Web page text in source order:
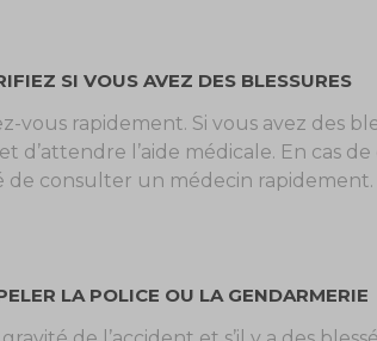
SI VOUS AVEZ DES BLESSURES
vous rapidement. Si vous avez des
d’attendre l’aide médicale. En cas
de consulter un médecin rapidement.
LA POLICE OU LA GENDARMERIE